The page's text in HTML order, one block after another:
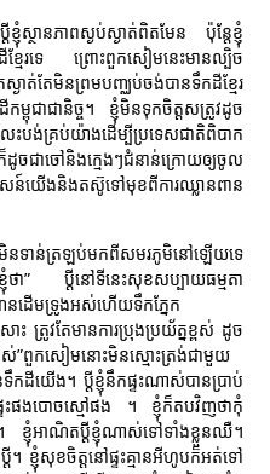
ខ្ញុំស្ថានភាពស្ងប់ស្ងាត់ពិតមែន ប៉ុន្តែខ្ញុំ
ខ្មែរទេ ព្រោះពួកសៀមនេះមានល្បិច
ត់តែមិនព្រមបញ្ឈប់ចង់បានទឹកដីខ្មែរ
ពុជាជានិច្ច។ ខ្ញុំមិនទុកចិត្តសត្រូវដូច
ះបង់គ្រប់យ៉ាងដើម្បីប្រទេសជាតិពិបាក
ជាចៅនិងក្មេងៗជំនាន់ក្រោយឲ្យចូល
ាសន៍យើងនិងតស៊ូទៅមុខពីការឈ្លានពាន
មិនទាន់ត្រឡប់មកពីសមរភូមិនៅឡើយទេ
ញុំថា” ប្ដីនៅទីនេះសុខសប្បាយធម្មតា
នដើមទ្រូងអស់ហើយទឹកភ្នែក
ោះ ត្រូវតែមានការប្រុងប្រយ័ត្នខ្ពស់ ដូច
ស់”ពួកសៀមនោះមិនស្មោះត្រង់ជាមួយ
កដីយើង។ ប្ដីខ្ញុំនឹកផ្ទះណាស់បានប្រាប់
ផ្ទះផងបោចស្មៅផង ។ ខ្ញុំក៏តបវិញថាកុំ
។ ខ្ញុំអាណិតប្ដីខ្ញុំណាស់ទៅទាំងខ្លួនឈឺ។
ើប្ដី។ ខ្ញុំសុខចិត្តនៅផ្ទះគ្មានអីហូបក៏អត់ទៅ